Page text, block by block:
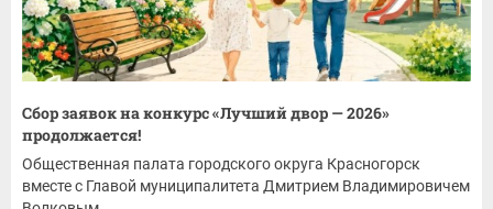
Сбор заявок на конкурс «Лучший двор — 2026»
продолжается!
Общественная палата городского округа Красногорск
вместе с Главой муниципалитета Дмитрием Владимировичем